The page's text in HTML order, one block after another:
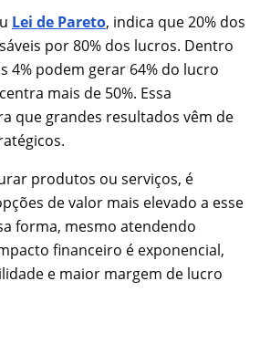
Lei de Pareto, indica que 20% dos
por 80% dos lucros. Dentro
4% podem gerar 64% do lucro
mais de 50%. Essa
que grandes resultados vêm de
produtos ou serviços, é
de valor mais elevado a esse
forma, mesmo atendendo
financeiro é exponencial,
e maior margem de lucro